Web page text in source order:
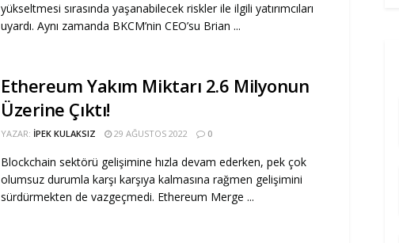
yükseltmesi sırasında yaşanabilecek riskler ile ilgili yatırımcıları
uyardı. Aynı zamanda BKCM’nin CEO’su Brian ...
Ethereum Yakım Miktarı 2.6 Milyonun
Üzerine Çıktı!
YAZAR: İPEK KULAKSIZ 29 AĞUSTOS 2022 0
Blockchain sektörü gelişimine hızla devam ederken, pek çok
olumsuz durumla karşı karşıya kalmasına rağmen gelişimini
sürdürmekten de vazgeçmedi. Ethereum Merge ...